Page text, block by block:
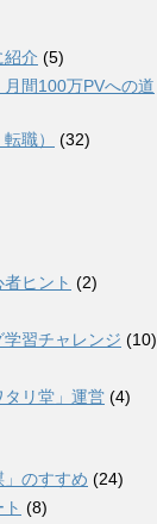
紹介 (5)
間100万PVへの道
職）
(32)
ヒント (2)
習チャレンジ (10)
タリ堂」運営 (4)
のすすめ (24)
(8)